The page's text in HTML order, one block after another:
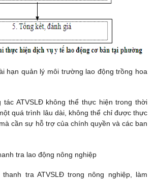
hạn quản lý môi trường lao động trồng hoa
tác ATVSLĐ không thể thực hiện trong thời
quá trình lâu dài, không thể chỉ được thực
cần sự hỗ trợ của chính quyền và các ban
tra lao động nông nghiệp
tra ATVSLĐ trong nông nghiệp, làm